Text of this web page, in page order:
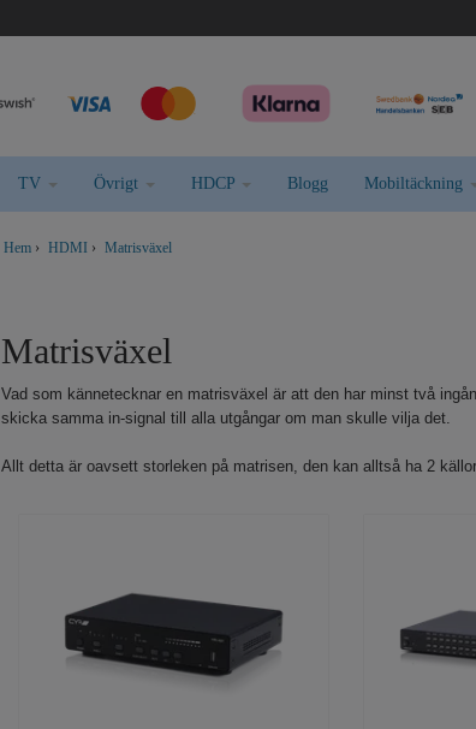
TV Övrigt HDCP Blogg Mobiltäckning
Hem › HDMI › Matrisväxel
Matrisväxel
Vad som kännetecknar en matrisväxel är att den har minst två
skicka samma in-signal till alla utgångar om man skulle vilja det.
Allt detta är oavsett storleken på matrisen, den kan alltså ha 2